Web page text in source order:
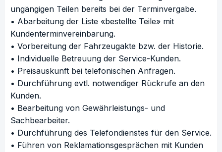
ungängigen Teilen bereits bei der Terminvergabe.
• Abarbeitung der Liste «bestellte Teile» mit
Kundenterminvereinbarung.
• Vorbereitung der Fahrzeugakte bzw. der Historie.
• Individuelle Betreuung der Service-Kunden.
• Preisauskunft bei telefonischen Anfragen.
• Durchführung evtl. notwendiger Rückrufe an den
Kunden.
• Bearbeitung von Gewährleistungs- und
Sachbearbeiter.
• Durchführung des Telefondienstes für den Service.
• Führen von Reklamationsgesprächen mit Kunden